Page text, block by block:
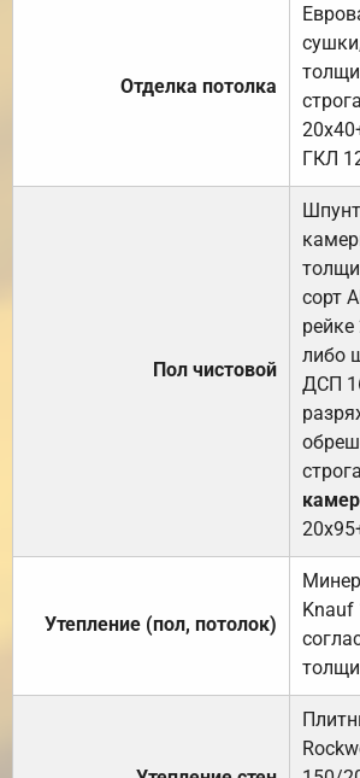
Отделка потолка
ГКЛ
Пол чистовой
сорт
либо
ДСП
Утепление (пол, потолок)